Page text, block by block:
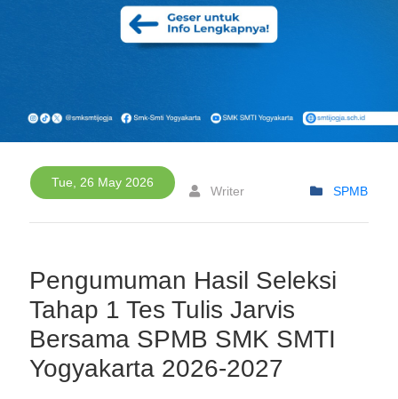
Tue, 26 May 2026
Writer SPMB
Pengumuman Hasil Seleksi
Tahap 1 Tes Tulis Jarvis
Bersama SPMB SMK SMTI
Yogyakarta 2026-2027